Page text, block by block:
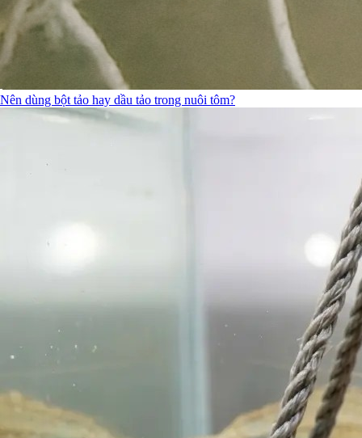
Nên dùng bột tảo hay dầu tảo trong nuôi tôm?